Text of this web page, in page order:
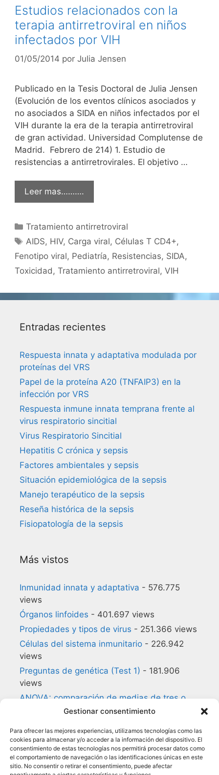
Gestionar consentimiento
Para ofrecer las mejores experiencias, utilizamos tecnologías como las
cookies para almacenar y/o acceder a la información del dispositivo. El
consentimiento de estas tecnologías nos permitirá procesar datos como
el comportamiento de navegación o las identificaciones únicas en este
sitio. No consentir o retirar el consentimiento, puede afectar
Estudios relacionados con la
terapia antirretroviral en niños
infectados por VIH
01/05/2014 por Julia Jensen
Publicado en la Tesis Doctoral de Julia Jensen
(Evolución de los eventos clínicos asociados y
no asociados a SIDA en niños infectados por el
VIH durante la era de la terapia antirretroviral
de gran actividad. Universidad Complutense de
Madrid. Febrero de 214) 1. Estudio de
resistencias a antirretrovirales. El objetivo …
Leer mas……….
Categorías
Tratamiento antirretroviral
Etiquetas
AIDS, HIV, Carga viral, Células T CD4+,
Fenotipo viral, Pediatría, Resistencias, SIDA,
Toxicidad, Tratamiento antirretroviral, VIH
Entradas recientes
Respuesta innata y adaptativa modulada por
proteínas del VRS
Papel de la proteína A20 (TNFAIP3) en la
infección por VRS
Respuesta inmune innata temprana frente al
virus respiratorio sincitial
Virus Respiratorio Sincitial
Hepatitis C crónica y sepsis
Factores ambientales y sepsis
Situación epidemiológica de la sepsis
Manejo terapéutico de la sepsis
Reseña histórica de la sepsis
Fisiopatología de la sepsis
Más vistos
Inmunidad innata y adaptativa - 576.775
views
Órganos linfoides - 401.697 views
Propiedades y tipos de virus - 251.366 views
Células del sistema inmunitario - 226.942
views
Preguntas de genética (Test 1) - 181.906
views
ANOVA: comparación de medias de tres o
más grupos- 180.857 views
140.168 views
Glosario de Inmunología- 134.954 views
Citocinas- 118.050 views